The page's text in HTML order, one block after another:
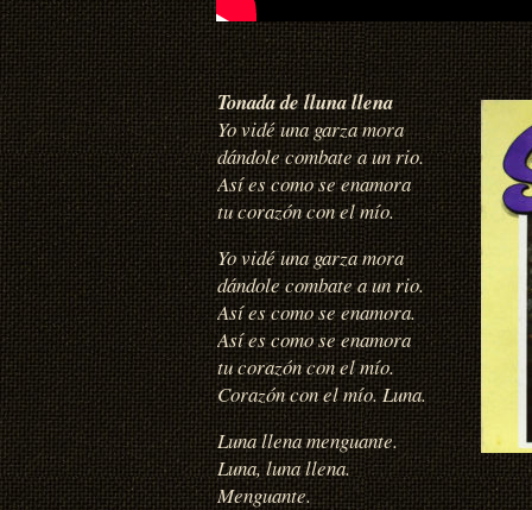
Tonada de lluna llena
Yo vidé una garza mora
dándole combate a un rio.
Así es como se enamora
tu corazón con el mío.
Yo vidé una garza mora
dándole combate a un rio.
Así es como se enamora.
Así es como se enamora
tu corazón con el mío.
Corazón con el mío. Luna.
Luna llena menguante.
Luna, luna llena.
Menguante.